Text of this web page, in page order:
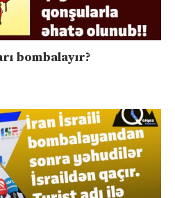
bombalayır?